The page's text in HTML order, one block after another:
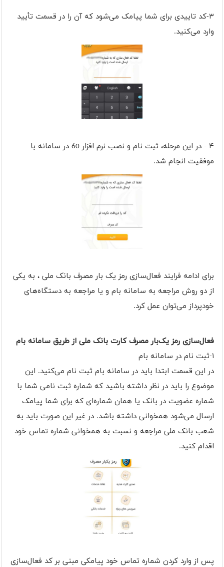
۳-کد تاییدی برای شما پیامک می‌شود که آن را در قسمت تأیید
وارد می‌کنید.
۴ - در این مرحله، ثبت نام و نصب نرم افزار 60 در سامانه با
موفقیت انجام شد.
برای ادامه فرایند فعال‌سازی رمز یک بار مصرف بانک ملی ، به یکی
از دو روش مراجعه به سامانه بام و یا مراجعه به دستگاه‌های
خودپرداز می‌توان عمل کرد.
فعال‌سازی رمز یک‌بار مصرف کارت بانک ملی از طریق سامانه بام
۱-ثبت نام در سامانه بام
در این قسمت ابتدا باید در سامانه بام ثبت نام می‌کنید. این
موضوع را باید در نظر داشته باشید که شماره‌ ثبت نامی شما با
شماره‌ عضویت در بانک یا همان شماره‌ای که برای شما پیامک
ارسال می‌شود همخوانی داشته باشد. در غیر این صورت باید به
شعب بانک ملی مراجعه و نسبت به همخوانی شماره تماس خود
اقدام کنید.
پس از وارد کردن شماره تماس خود پیامکی مبنی بر کد فعال‌سازی